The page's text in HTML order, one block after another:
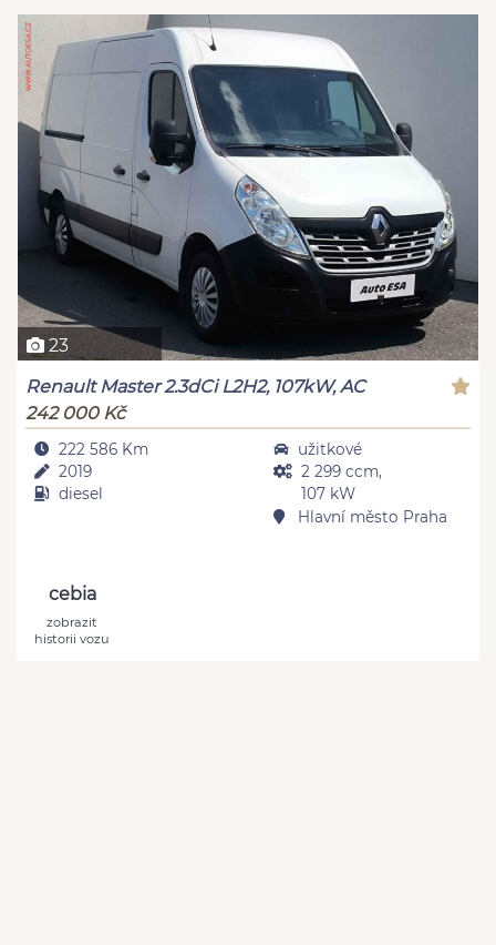
23
Renault Master 2.3dCi L2H2, 107kW, AC
242 000 Kč
222 586 Km
2019
diesel
užitkové
2 299 ccm,
107 kW
Hlavní město Praha
cebia
zobrazit
historii vozu